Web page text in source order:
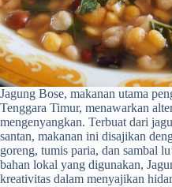
Jagung Bose, makanan utama
Tenggara Timur, menawarkan
mengenyangkan. Terbuat dari
santan, makanan ini disajikan
goreng, tumis paria, dan sambal
bahan lokal yang digunakan,
kreativitas dalam menyajikan